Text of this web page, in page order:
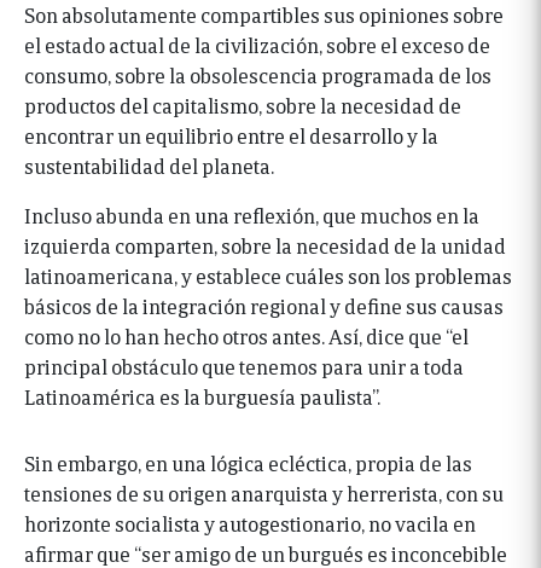
Son absolutamente compartibles sus opiniones sobre
el estado actual de la civilización, sobre el exceso de
consumo, sobre la obsolescencia programada de los
productos del capitalismo, sobre la necesidad de
encontrar un equilibrio entre el desarrollo y la
sustentabilidad del planeta.
Incluso abunda en una reflexión, que muchos en la
izquierda comparten, sobre la necesidad de la unidad
latinoamericana, y establece cuáles son los problemas
básicos de la integración regional y define sus causas
como no lo han hecho otros antes. Así, dice que “el
principal obstáculo que tenemos para unir a toda
Latinoamérica es la burguesía paulista”.
Sin embargo, en una lógica ecléctica, propia de las
tensiones de su origen anarquista y herrerista, con su
horizonte socialista y autogestionario, no vacila en
afirmar que “ser amigo de un burgués es inconcebible